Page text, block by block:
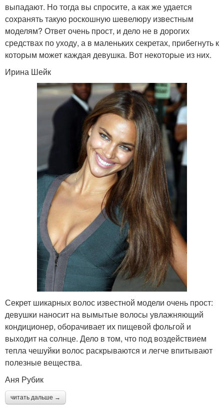
выпадают. Но тогда вы спросите, а как же удается
сохранять такую роскошную шевелюру известным
моделям? Ответ очень прост, и дело не в дорогих
средствах по уходу, а в маленьких секретах, прибегнуть к
которым может каждая девушка. Вот некоторые из них.
Ирина Шейк
Секрет шикарных волос известной модели очень прост:
девушки наносит на вымытые волосы увлажняющий
кондиционер, оборачивает их пищевой фольгой и
выходит на солнце. Дело в том, что под воздействием
тепла чешуйки волос раскрываются и легче впитывают
полезные вещества.
Аня Рубик
читать дальше →